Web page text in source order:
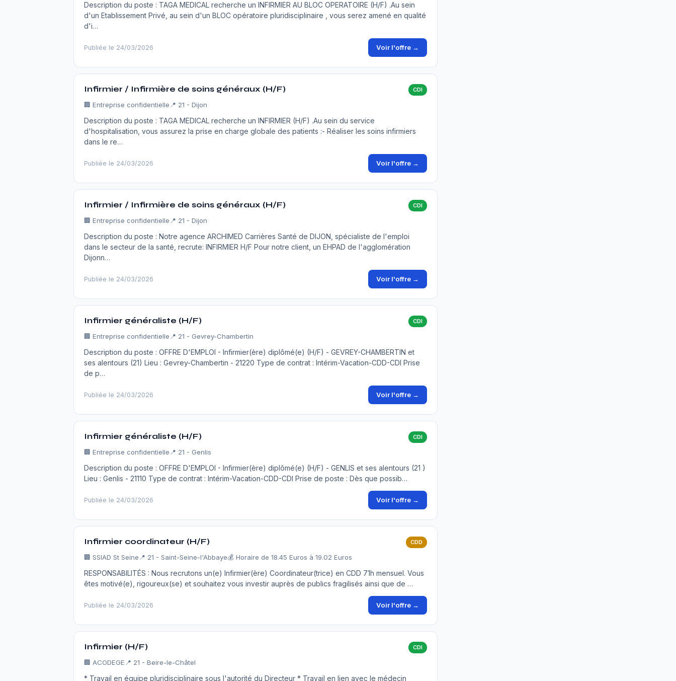
Description du poste : TAGA MEDICAL recherche un INFIRMIER AU BLOC OPERATOIRE (H/F) .Au sein
d'un Etablissement Privé, au sein d'un BLOC opératoire pluridisciplinaire , vous serez amené en qualité
d'i…
Publiée le 24/03/2026 Voir l'offre →
Infirmier / Infirmière de soins généraux (H/F) CDI
🏢 Entreprise confidentielle 📍 21 - Dijon
Description du poste : TAGA MEDICAL recherche un INFIRMIER (H/F) .Au sein du service
d'hospitalisation, vous assurez la prise en charge globale des patients :- Réaliser les soins infirmiers
dans le re…
Publiée le 24/03/2026 Voir l'offre →
Infirmier / Infirmière de soins généraux (H/F) CDI
🏢 Entreprise confidentielle 📍 21 - Dijon
Description du poste : Notre agence ARCHIMED Carrières Santé de DIJON, spécialiste de l'emploi
dans le secteur de la santé, recrute: INFIRMIER H/F Pour notre client, un EHPAD de l'agglomération
Dijonn…
Publiée le 24/03/2026 Voir l'offre →
Infirmier généraliste (H/F) CDI
🏢 Entreprise confidentielle 📍 21 - Gevrey-Chambertin
Description du poste : OFFRE D'EMPLOI - Infirmier(ère) diplômé(e) (H/F) - GEVREY-CHAMBERTIN et
ses alentours (21) Lieu : Gevrey-Chambertin - 21220 Type de contrat : Intérim-Vacation-CDD-CDI Prise
de p…
Publiée le 24/03/2026 Voir l'offre →
Infirmier généraliste (H/F) CDI
🏢 Entreprise confidentielle 📍 21 - Genlis
Description du poste : OFFRE D'EMPLOI - Infirmier(ère) diplômé(e) (H/F) - GENLIS et ses alentours (21 )
Lieu : Genlis - 21110 Type de contrat : Intérim-Vacation-CDD-CDI Prise de poste : Dès que possib…
Publiée le 24/03/2026 Voir l'offre →
Infirmier coordinateur (H/F) CDD
🏢 SSIAD St Seine 📍 21 - Saint-Seine-l'Abbaye💰 Horaire de 18.45 Euros à 19.02 Euros
RESPONSABILITÉS : Nous recrutons un(e) Infirmier(ère) Coordinateur(trice) en CDD 71h mensuel. Vous
êtes motivé(e), rigoureux(se) et souhaitez vous investir auprès de publics fragilisés ainsi que de …
Publiée le 24/03/2026 Voir l'offre →
Infirmier (H/F) CDI
🏢 ACODEGE 📍 21 - Beire-le-Châtel
* Travail en équipe pluridisciplinaire sous l'autorité du Directeur * Travail en lien avec le médecin